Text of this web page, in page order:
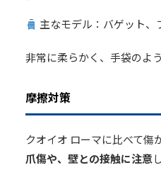
主なモデル：バゲット、
非常に柔らかく、手袋のよ
摩擦対策
クオイオ ローマに比べて傷
爪傷や、壁との接触に注意